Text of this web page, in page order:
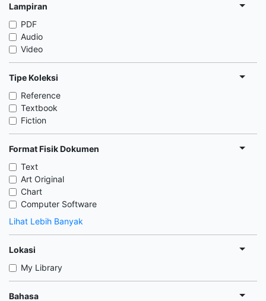
Lampiran
PDF
Audio
Video
Tipe Koleksi
Reference
Textbook
Fiction
Format Fisik Dokumen
Text
Art Original
Chart
Computer Software
Lihat Lebih Banyak
Lokasi
My Library
Bahasa